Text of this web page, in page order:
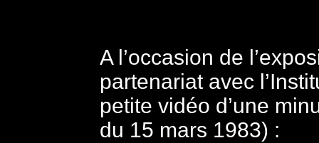
A l’occasion de
partenariat avec
petite vidéo d’une
du 15 mars 1983) :